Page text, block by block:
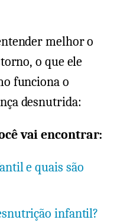
melhor o
o que ele
funciona o
desnutrida:
vai encontrar:
e quais são
infantil?